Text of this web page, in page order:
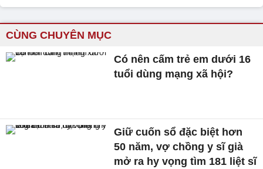
CÙNG CHUYÊN MỤC
Có nên cấm trẻ em dưới 16
tuổi dùng mạng xã hội?
Giữ cuốn sổ đặc biệt hơn
50 năm, vợ chồng y sĩ già
mở ra hy vọng tìm 181 liệt sĩ